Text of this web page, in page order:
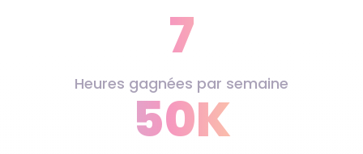
7
Heures gagnées par semaine
50K